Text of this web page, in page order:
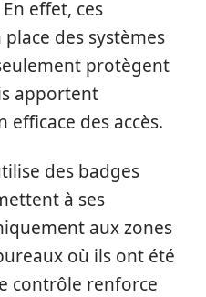
effet, ces
des systèmes
protègent
apportent
des accès.
des badges
à ses
aux zones
où ils ont été
contrôle renforce